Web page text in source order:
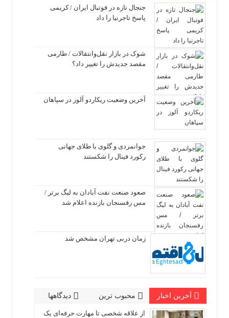
جنجال تازه در فوتبال ایران / کریمی
پاسخ تاجرنیا را داد
شوک در بازار نقل‌وانتقالات / طارمی
مقصد جدیدش را تغییر داد؟
آخرین وضعیت ریکاردو آلوز در سپاهان
جوانمردی و گلوی با طلای جهانی
رکورد فینال را شکستند
صعود صنعت نفت آبادان به لیگ برتر /
مس رفسنجان بازنده اعلام شد
زمان دربی تهران مشخص شد
آخرین اخبار محبوب ترین دیدگاهها
از علاقه شخصی تا مهارت حرفه‌ای یک